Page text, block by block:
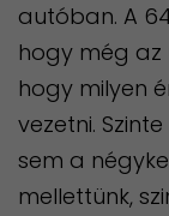
autóban. A
hogy még az
hogy milyen
vezetni.
sem a
mellettünk,